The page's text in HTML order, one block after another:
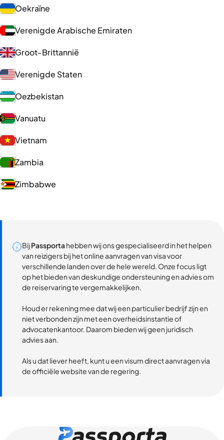
Oekraïne
Verenigde Arabische Emiraten
Groot-Brittannië
Verenigde Staten
Oezbekistan
Vanuatu
Vietnam
Zambia
Zimbabwe
BijPassportahebben wij ons gespecialiseerd in het helpen
van reizigers bij het online aanvragen van visa voor
verschillende landen over de hele wereld. Onze focus ligt
op het bieden van deskundige ondersteuning en advies om
de reiservaring te vergemakkelijken.
Houd er rekening mee dat wij een particulier bedrijf zijn en
niet verbonden zijn met een overheidsinstantie of
advocatenkantoor. Daarom bieden wij geen juridisch
advies aan.
Als u dat liever heeft, kunt u een visum direct aanvragen via
de officiële website van de regering.